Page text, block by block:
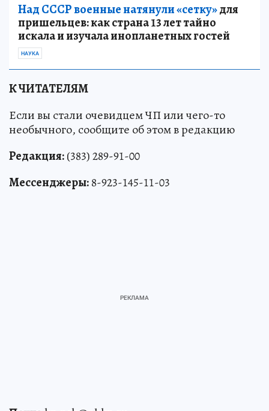
Над СССР военные натянули «сетку»для
пришельцев: как страна 13 лет тайно
искала и изучала инопланетных гостей
НАУКА
К ЧИТАТЕЛЯМ
Если вы стали очевидцем ЧП или чего-то
необычного, сообщите об этом в редакцию
Редакция:(383) 289-91-00
Мессенджеры:8-923-145-11-03